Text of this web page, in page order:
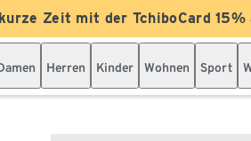
Zeit mit der TchiboCard
Herren Kinder Wohnen Sport